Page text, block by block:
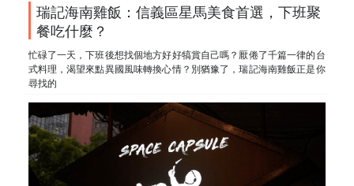
瑞記海南雞飯：信義區星馬美食首選，下班聚
餐吃什麼？
忙碌了一天，下班後想找個地方好好犒賞自己嗎？厭倦了千篇一律的台
式料理，渴望來點異國風味轉換心情？別猶豫了，瑞記海南雞飯正是你
尋找的